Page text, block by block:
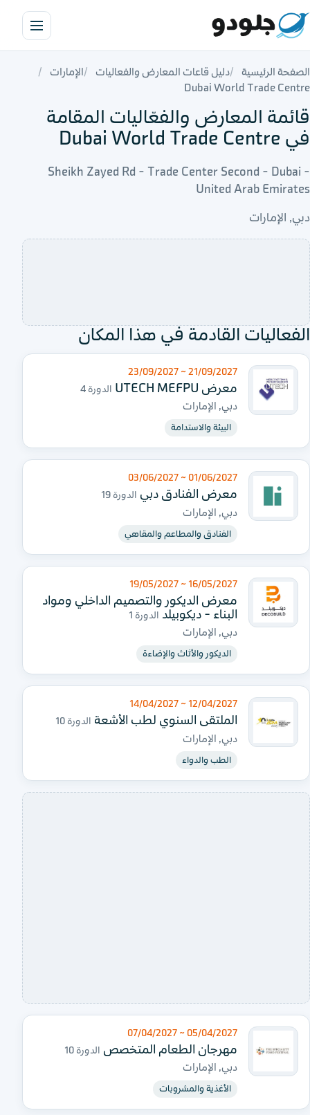
الصفحة الرئيسية دليل قاعات المعارض والفعاليات
الإمارات
Dubai World Trade Centre
قائمة المعارض والفعّاليات المقامة
في Dubai World Trade Centre
Sheikh Zayed Rd - Trade Center Second - Dubai -
United Arab Emirates
دبي, الإمارات
الفعاليات القادمة في هذا المكان
21/09/2027 ~ 23/09/2027
معرض UTECH MEFPU الدورة 4
دبي, الإمارات
البيئة والاستدامة
01/06/2027 ~ 03/06/2027
معرض الفنادق دبي الدورة 19
دبي, الإمارات
الفنادق والمطاعم والمقاهي
16/05/2027 ~ 19/05/2027
معرض الديكور والتصميم الداخلي ومواد
البناء - ديكوبيلد الدورة 1
دبي, الإمارات
الديكور والأثاث والإضاءة
12/04/2027 ~ 14/04/2027
الملتقى السنوي لطب الأشعة الدورة 10
دبي, الإمارات
الطب والدواء
05/04/2027 ~ 07/04/2027
مهرجان الطعام المتخصص الدورة 10
دبي, الإمارات
الأغذية والمشروبات